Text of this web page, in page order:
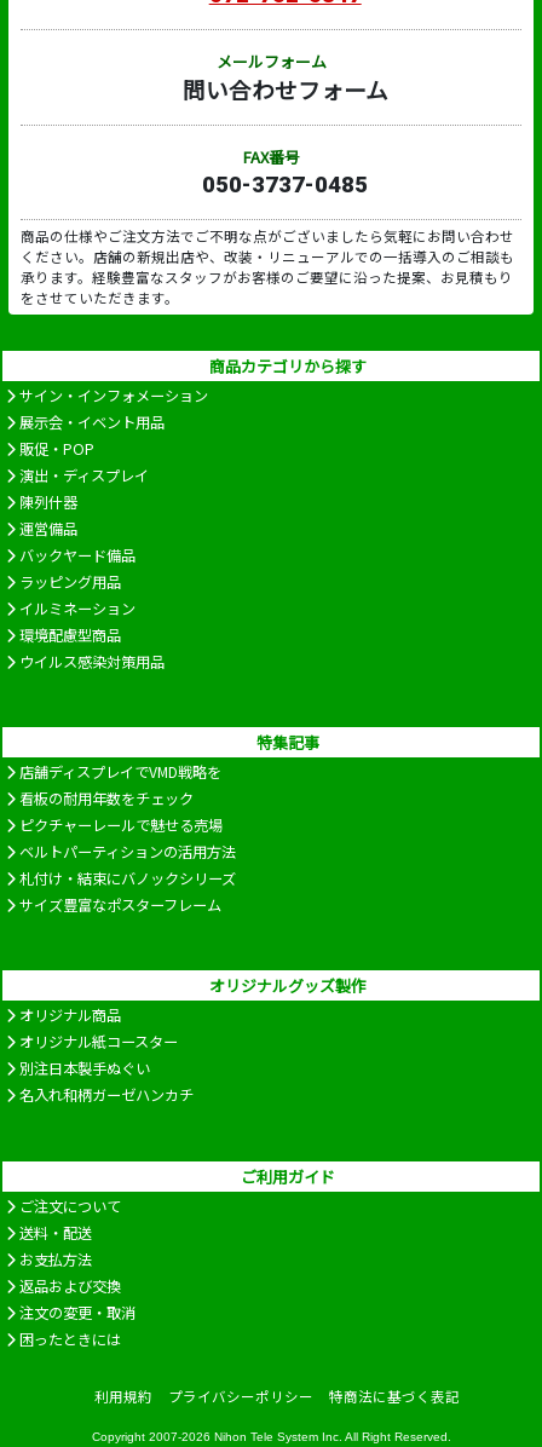
メールフォーム
問い合わせフォーム
FAX番号
050-3737-0485
商品の仕様やご注文方法でご不明な点がございましたら気軽にお問い合わせ
ください。店舗の新規出店や、改装・リニューアルでの一括導入のご相談も
承ります。経験豊富なスタッフがお客様のご要望に沿った提案、お見積もり
をさせていただきます。
商品カテゴリから探す
サイン・インフォメーション
展示会・イベント用品
販促・POP
演出・ディスプレイ
陳列什器
運営備品
バックヤード備品
ラッピング用品
イルミネーション
環境配慮型商品
ウイルス感染対策用品
特集記事
店舗ディスプレイでVMD戦略を
看板の耐用年数をチェック
ピクチャーレールで魅せる売場
ベルトパーティションの活用方法
札付け・結束にバノックシリーズ
サイズ豊富なポスターフレーム
オリジナルグッズ製作
オリジナル商品
オリジナル紙コースター
別注日本製手ぬぐい
名入れ和柄ガーゼハンカチ
ご利用ガイド
ご注文について
送料・配送
お支払方法
返品および交換
注文の変更・取消
困ったときには
利用規約 プライバシーポリシー 特商法に基づく表記
Copyright 2007-2026 Nihon Tele System Inc. All Right Reserved.